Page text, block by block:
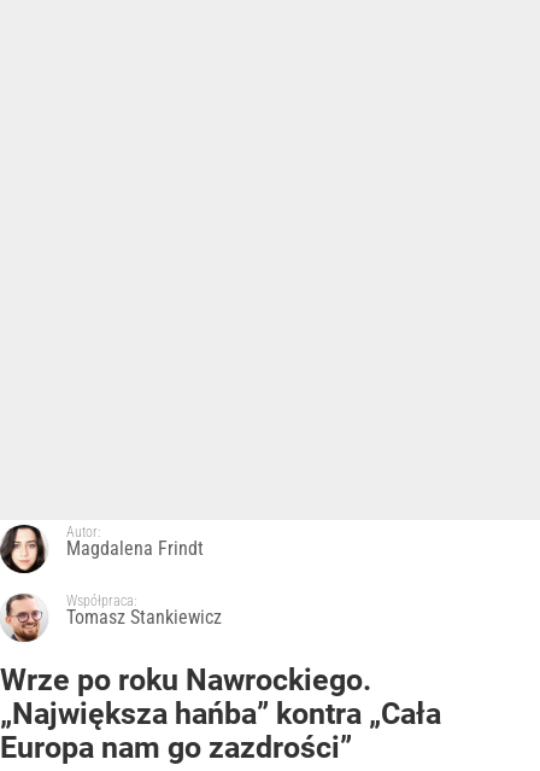
Autor:
Magdalena Frindt
Współpraca:
Tomasz Stankiewicz
Wrze po roku Nawrockiego.
„Największa hańba” kontra „Cała
Europa nam go zazdrości”